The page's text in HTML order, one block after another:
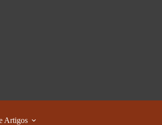
Artigos